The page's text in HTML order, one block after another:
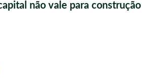
não vale para construção